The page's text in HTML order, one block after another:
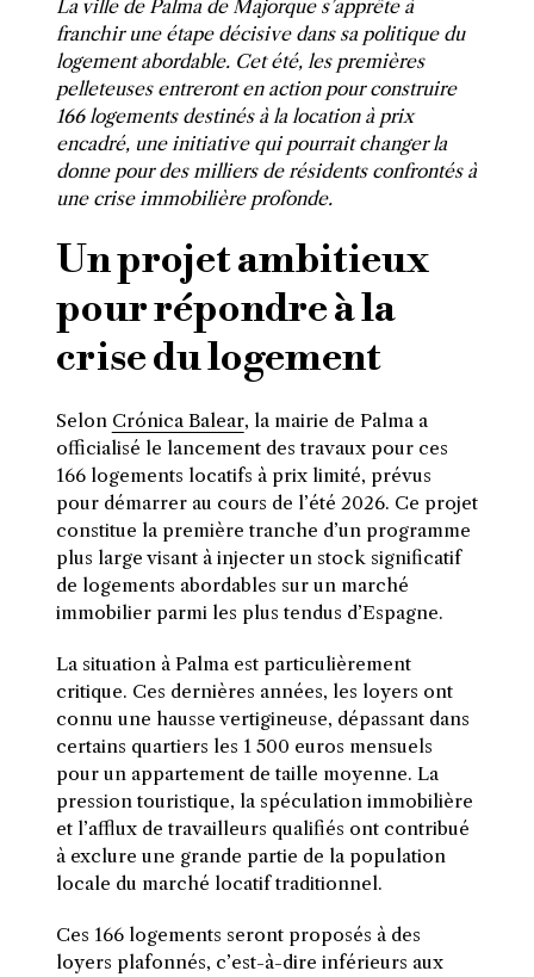
La ville de Palma de Majorque s’apprête à
franchir une étape décisive dans sa politique du
logement abordable. Cet été, les premières
pelleteuses entreront en action pour construire
166 logements destinés à la location à prix
encadré, une initiative qui pourrait changer la
donne pour des milliers de résidents confrontés à
une crise immobilière profonde.
Un projet ambitieux
pour répondre à la
crise du logement
Selon Crónica Balear, la mairie de Palma a
officialisé le lancement des travaux pour ces
166 logements locatifs à prix limité, prévus
pour démarrer au cours de l’été 2026. Ce projet
constitue la première tranche d’un programme
plus large visant à injecter un stock significatif
de logements abordables sur un marché
immobilier parmi les plus tendus d’Espagne.
La situation à Palma est particulièrement
critique. Ces dernières années, les loyers ont
connu une hausse vertigineuse, dépassant dans
certains quartiers les 1 500 euros mensuels
pour un appartement de taille moyenne. La
pression touristique, la spéculation immobilière
et l’afflux de travailleurs qualifiés ont contribué
à exclure une grande partie de la population
locale du marché locatif traditionnel.
Ces 166 logements seront proposés à des
loyers plafonnés, c’est-à-dire inférieurs aux